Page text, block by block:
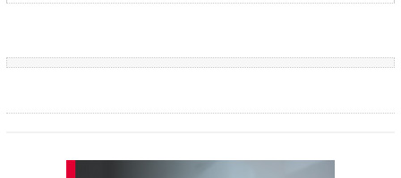
dovuto fare almeno la prima seduta sotto diga per decomprimere
procedere alla terapia e poi chiuderla con amalgama d'argento
lucidata.... o di impedimenti, tipo calcoli di dentina nella radice.... si